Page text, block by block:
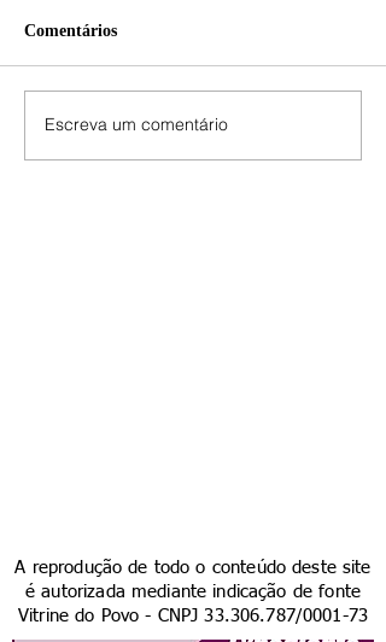
Comentários
Escreva um comentário
A reprodução de todo o conteúdo deste site
é autorizada mediante indicação de fonte
Vitrine do Povo - CNPJ33.306.787/0001-73